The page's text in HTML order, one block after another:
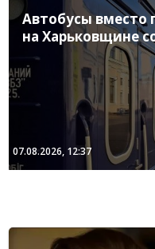
Автобусы вместо
на Харьковщине
07.08.2026, 12:37